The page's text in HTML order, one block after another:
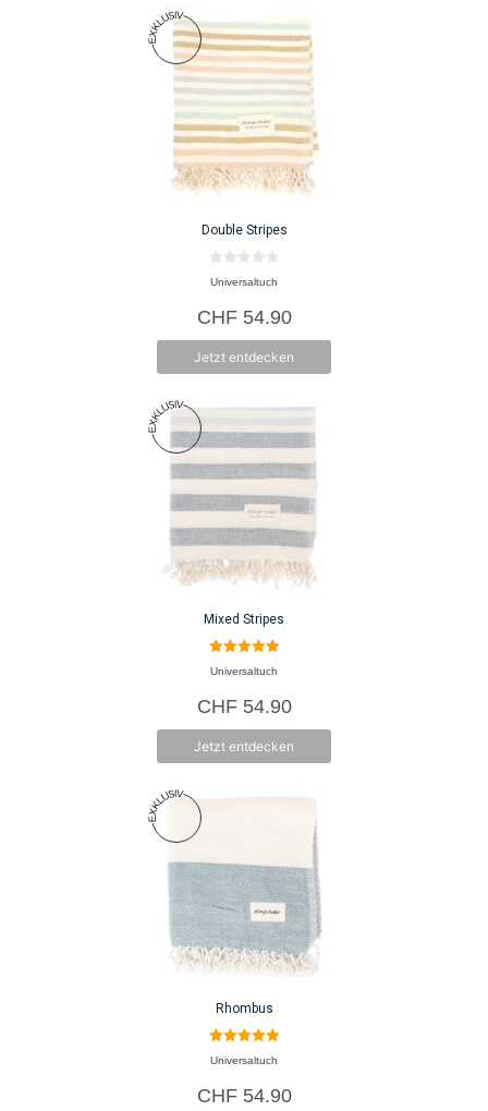
Double Stripes
0
v
n
5
Universaltuch
CHF54.90
Jetzt entdecken
Mixed Stripes
5.00
von 5
Universaltuch
CHF54.90
Jetzt entdecken
Rhombus
5.00
von 5
Universaltuch
CHF54.90